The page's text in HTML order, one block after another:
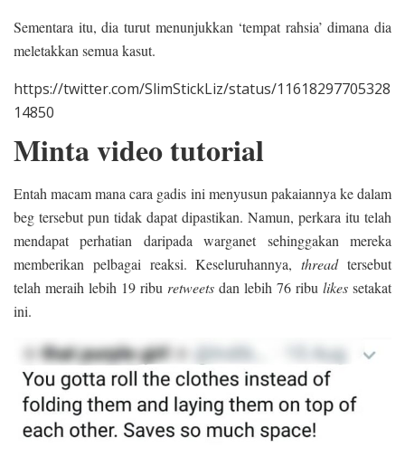
Sementara itu, dia turut menunjukkan ‘tempat rahsia’ dimana dia
meletakkan semua kasut.
https://twitter.com/SlimStickLiz/status/11618297705328
14850
Minta video tutorial
Entah macam mana cara gadis ini menyusun pakaiannya ke dalam
beg tersebut pun tidak dapat dipastikan. Namun, perkara itu telah
mendapat perhatian daripada warganet sehinggakan mereka
memberikan pelbagai reaksi. Keseluruhannya,threadtersebut
telah meraih lebih 19 ribu retweets dan lebih 76 ribu likes setakat
ini.